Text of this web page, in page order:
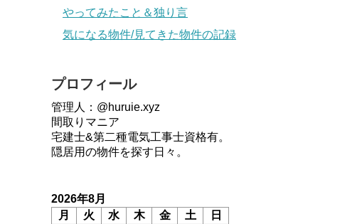
やってみたこと＆独り言
気になる物件/見てきた物件の記録
プロフィール
管理人：@huruie.xyz
間取りマニア
宅建士&第二種電気工事士資格有。
隠居用の物件を探す日々。
2026年8月
月
火 水 木 金 土
日